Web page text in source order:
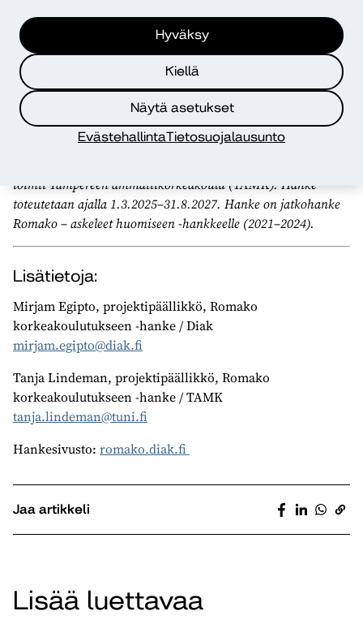
Hyväksy
Kiellä
Näytä asetukset
EvästehallintaTietosuojalausunto
– Hankkeen kautta rakennetaan vahvempaa siltaa kohti
saavutettavaa ja osallistavaa korkeakoulutusta. Meillä on
Suomessa paljon osaamista ja ääniä, jotka jäävät helposti
piiloon. Tosiasiallisen yhdenvertaisuuden edistäminen
edellyttää, että jokainen tarkastelee myös omaa
toimintaympäristöään, Egipto tiivistää.
Romako korkeakoulutukseen -hankkeen päätoteuttaja on
toimii Tampereen ammattikorkeakoulu (TAMK). Hanke
toteutetaan ajalla 1.3.2025–31.8.2027. Hanke on jatkohanke
Romako – askeleet huomiseen -hankkeelle (2021–2024).
Lisätietoja:
Mirjam Egipto, projektipäällikkö, Romako
korkeakoulutukseen -hanke / Diak
mirjam.egipto@diak.fi
Tanja Lindeman, projektipäällikkö, Romako
korkeakoulutukseen -hanke / TAMK
tanja.lindeman@tuni.fi
Hankesivusto: romako.diak.fi
Jaa artikkeli
Lisää luettavaa